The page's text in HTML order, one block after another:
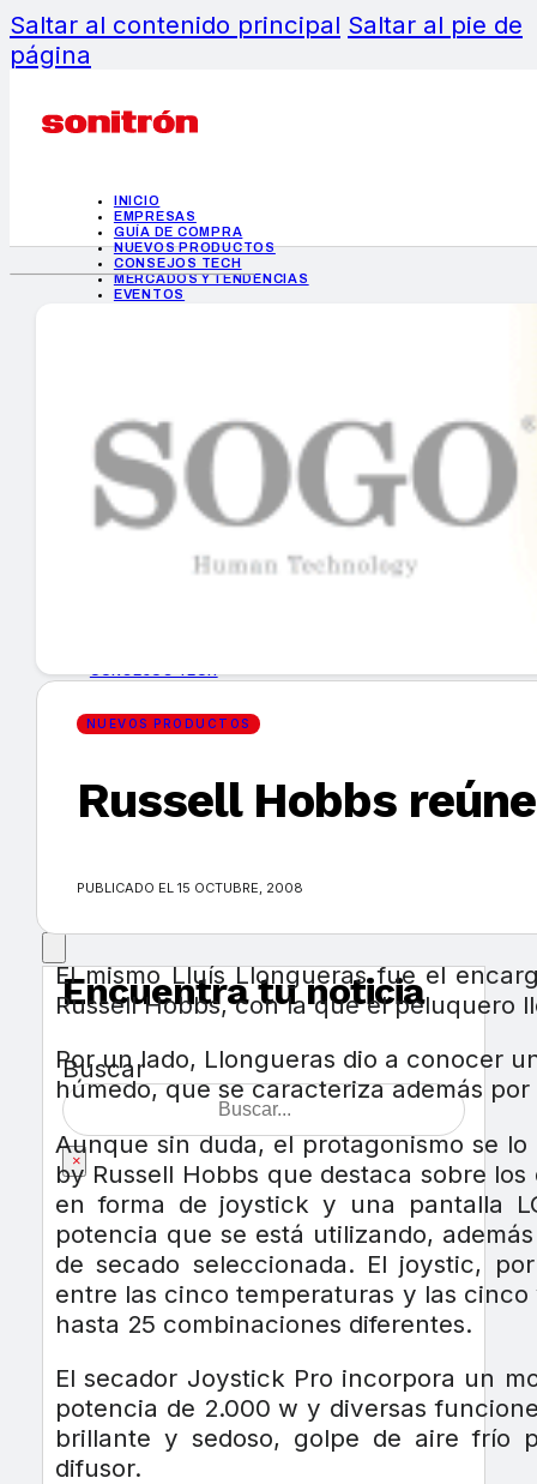
Saltar al contenido principal Saltar al pie de
página
INICIO
EMPRESAS
GUÍA DE COMPRA
NUEVOS PRODUCTOS
CONSEJOS TECH
MERCADOS Y TENDENCIAS
EVENTOS
INICIO
EMPRESAS
GUÍA DE COMPRA
MERCADOS Y TENDENCIAS
Encuentra tu noticia
Buscar
×
NUEVOS PRODUCTOS
Russell Hobbs
PUBLICADO EL 15 OCTUBRE, 2008
El mismo Lluís Llongueras fue el
Russell Hobbs, con la que el peluquero
Por un lado, Llongueras dio a conocer
húmedo, que se caracteriza además
Aunque sin duda, el protagonismo se
by Russell Hobbs que destaca sobre
en forma de joystick y una pantalla
potencia que se está utilizando,
de secado seleccionada. El joystic,
entre las cinco temperaturas y las
hasta 25 combinaciones diferentes.
El secador Joystick Pro incorpora un
potencia de 2.000 w y diversas
brillante y sedoso, golpe de aire frío
difusor.